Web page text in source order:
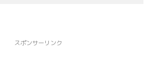
スポンサーリンク